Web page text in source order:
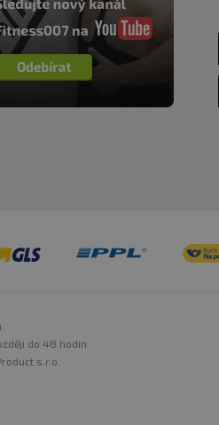
do 48 hodin.
s.r.o.